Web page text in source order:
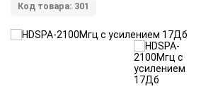
Код товара: 301